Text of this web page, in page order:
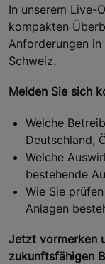
In unserem Live-
kompakten
Anforderungen
Schweiz.
Melden Sie sich
Welche
Deutschland,
Welche
bestehende
Wie Sie
Anlagen
Jetzt vormerken
zukunftsfähigen